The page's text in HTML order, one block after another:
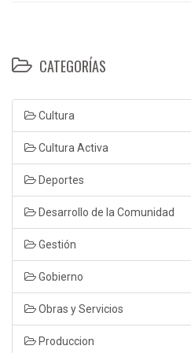
CATEGORÍAS
Cultura
Cultura Activa
Deportes
Desarrollo de la Comunidad
Gestión
Gobierno
Obras y Servicios
Produccion